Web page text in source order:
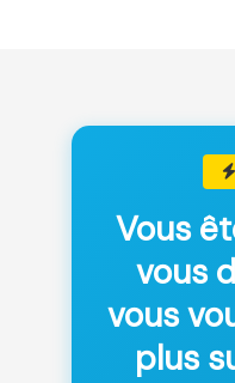
Vous
vous
vous
plus